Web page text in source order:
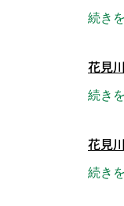
続き
花見
続き
花見
続き